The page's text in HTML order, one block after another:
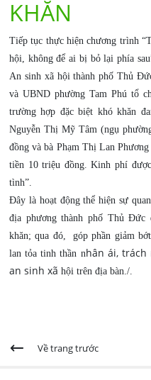
KHĂN
Tiếp tục thực hiện chương trình
hội, không để ai bị bỏ lại phía
An sinh xã hội thành phố Thủ
và UBND phường Tam Phú tổ
trường hợp đặc biệt khó khăn
Nguyễn Thị Mỹ Tâm (ngụ
đồng và bà Phạm Thị Lan
tiền 10 triệu đồng. Kinh phí
tình”.
Đây là hoạt động thể hiện sự
địa phương thành phố Thủ
khăn; qua đó, góp phần giảm
lan tỏa tinh thần nhân ái, trách
an sinh xã hội trên địa bàn./.
Về trang trước